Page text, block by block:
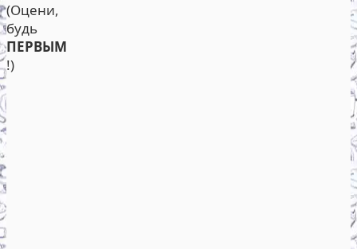
(Оцени,
будь
ПЕРВЫМ
!)